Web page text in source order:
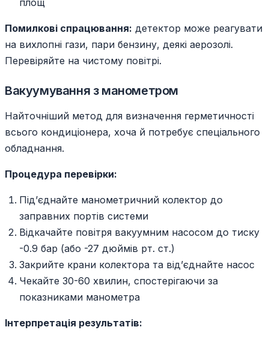
площ
Помилкові спрацювання: детектор може реагувати
на вихлопні гази, пари бензину, деякі аерозолі.
Перевіряйте на чистому повітрі.
Вакуумування з манометром
Найточніший метод для визначення герметичності
всього кондиціонера, хоча й потребує спеціального
обладнання.
Процедура перевірки:
Під’єднайте манометричний колектор до
заправних портів системи
Відкачайте повітря вакуумним насосом до тиску
-0.9 бар (або -27 дюймів рт. ст.)
Закрийте крани колектора та від’єднайте насос
Чекайте 30-60 хвилин, спостерігаючи за
показниками манометра
Інтерпретація результатів: